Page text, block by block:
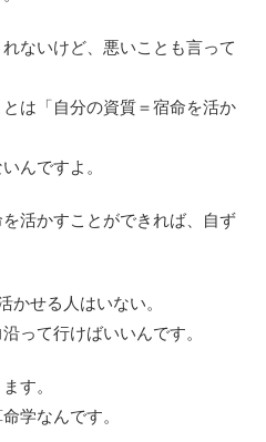
ないけど、悪いことも言って
は「自分の資質＝宿命を活か
んですよ。
活かすことができれば、自ず
かせる人はいない。
って行けばいいんです。
す。
学なんです。